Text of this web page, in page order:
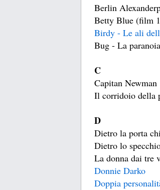
Berlin
Betty Blue (film
Birdy - Le ali
Bug - La
C
Capitan Newman
Il corridoio della
D
Dietro la porta
Dietro lo
La donna dai tre
Donnie Darko
Doppia